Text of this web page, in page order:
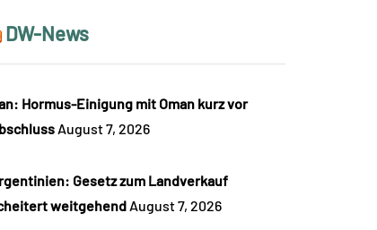
DW-News
Hormus-Einigung mit Oman kurz vor
August 7, 2026
Gesetz zum Landverkauf
weitgehend August 7, 2026